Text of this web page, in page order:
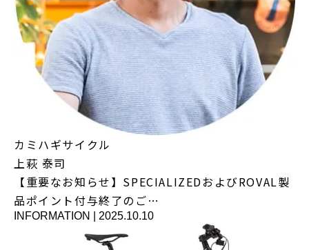
カミハギサイクル
上萩 泰司
【重要なお知らせ】SPECIALIZEDおよびROVAL製
品ポイント付与終了のご…
INFORMATION 2025.10.10